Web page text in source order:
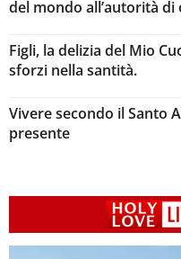
del mondo all’autorità
Figli, la delizia del Mio
sforzi nella santità.
Vivere secondo il Santo
presente